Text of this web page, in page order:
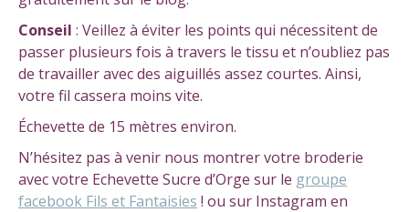
Conseil : Veillez à éviter les points qui nécessitent de
passer plusieurs fois à travers le tissu et n’oubliez pas
de travailler avec des aiguillés assez courtes. Ainsi,
votre fil cassera moins vite.
Échevette de 15 mètres environ.
N’hésitez pas à venir nous montrer votre broderie
avec votre Echevette Sucre d’Orge sur le groupe
facebook Fils et Fantaisies ! ou sur Instagram en